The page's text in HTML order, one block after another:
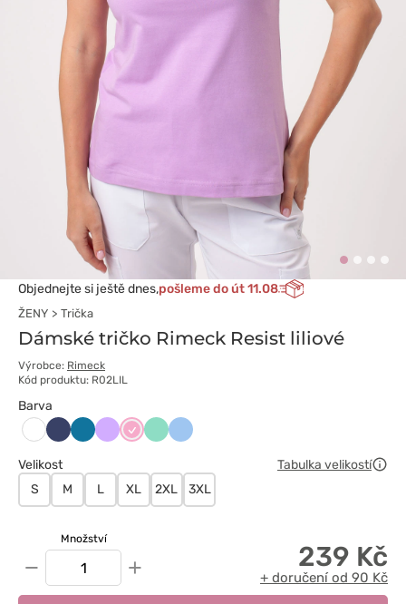
Objednejte si ještě dnes,pošleme do út 11.08
ŽENY Trička
Dámské tričko Rimeck Resist liliové
Výrobce: Rimeck
Kód produktu: R02LIL
Barva
Biały CiemnyKaraibski
Lawendowy
LiliowyMiętowyNiebieski
Velikost
Tabulka velikostí
S
M L XL 2XL 3XL
Množství
− + 239 Kč
+ doručení od 90 Kč